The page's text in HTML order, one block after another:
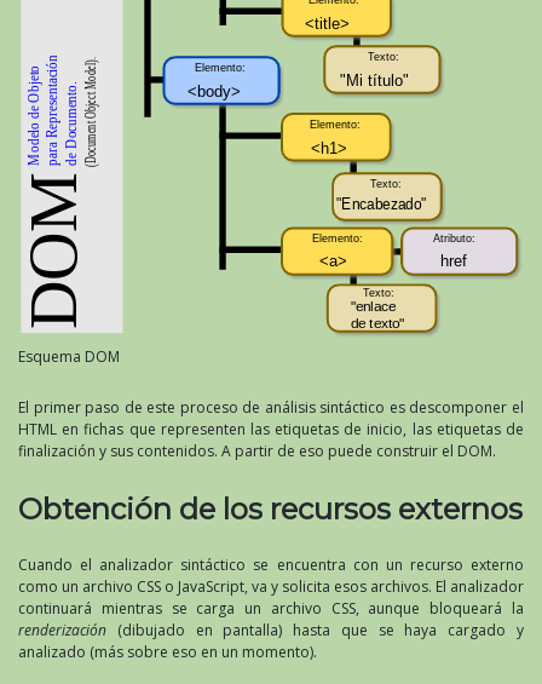
Esquema DOM
El primer paso de este proceso de análisis sintáctico es descomponer el
HTML en fichas que representen las etiquetas de inicio, las etiquetas de
finalización y sus contenidos. A partir de eso puede construir el DOM.
Obtención de los recursos externos
Cuando el analizador sintáctico se encuentra con un recurso externo
como un archivo CSS o JavaScript, va y solicita esos archivos. El analizador
continuará mientras se carga un archivo CSS, aunque bloqueará la
renderización (dibujado en pantalla) hasta que se haya cargado y
analizado (más sobre eso en un momento).